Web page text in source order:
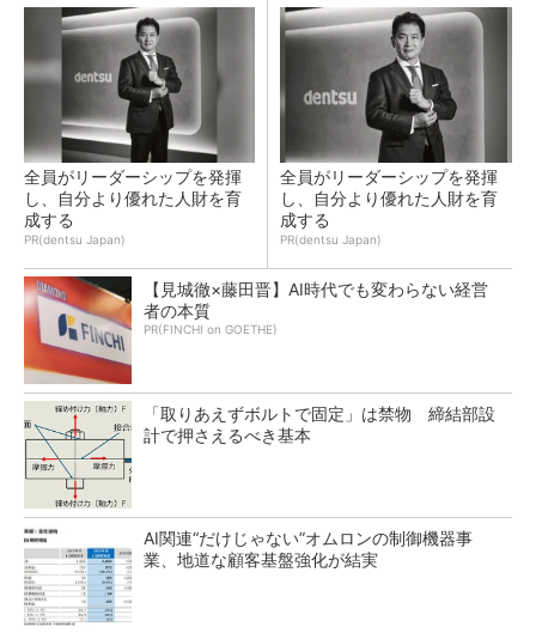
全員がリーダーシップを発揮
し、自分より優れた人財を育
成する
PR(dentsu Japan)
全員がリーダーシップを発揮
し、自分より優れた人財を育
成する
PR(dentsu Japan)
【見城徹×藤田晋】AI時代でも変わらない経営
者の本質
PR(FINCHI on GOETHE)
「取りあえずボルトで固定」は禁物 締結部設
計で押さえるべき基本
AI関連“だけじゃない”オムロンの制御機器事
業、地道な顧客基盤強化が結実